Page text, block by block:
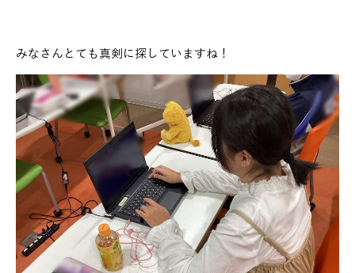
みなさんとても真剣に探していますね！